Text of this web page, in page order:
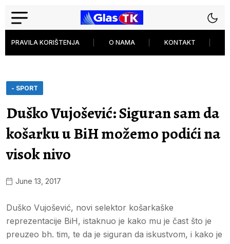
PRAVILA KORIŠTENJA O NAMA KONTAKT
- SPORT
Duško Vujošević: Siguran sam da
košarku u BiH možemo podići na
visok nivo
June 13, 2017
Duško Vujošević, novi selektor košarkaške
reprezentacije BiH, istaknuo je kako mu je čast što je
preuzeo bh. tim, te da je siguran da iskustvom, i kako je